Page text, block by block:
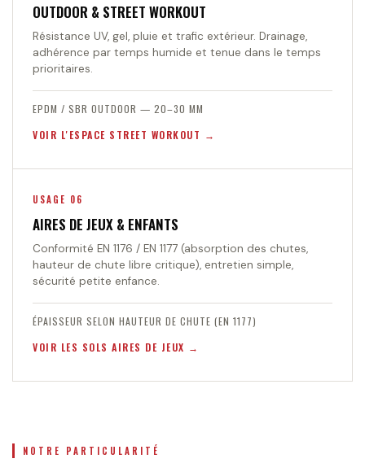
OUTDOOR & STREET WORKOUT
Résistance UV, gel, pluie et trafic extérieur. Drainage,
adhérence par temps humide et tenue dans le temps
prioritaires.
EPDM / SBR OUTDOOR — 20–30 MM
VOIR L'ESPACE STREET WORKOUT
USAGE 06
AIRES DE JEUX & ENFANTS
Conformité EN 1176 / EN 1177 (absorption des chutes,
hauteur de chute libre critique), entretien simple,
sécurité petite enfance.
ÉPAISSEUR SELON HAUTEUR DE CHUTE (EN 1177)
VOIR LES SOLS AIRES DE JEUX
NOTRE PARTICULARITÉ